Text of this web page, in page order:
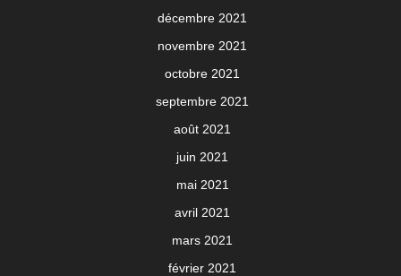
décembre 2021
novembre 2021
octobre 2021
septembre 2021
août 2021
juin 2021
mai 2021
avril 2021
mars 2021
février 2021